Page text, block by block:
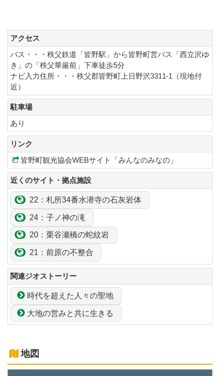
アクセス
バス・・・秩父鉄道「皆野駅」から皆野町営バス「西立沢ゆ
き」の「秩父華厳前」下車徒歩5分
ナビ入力住所・・・秩父郡皆野町上日野沢3311-1（現地付
近）
駐車場
あり
リンク
皆野町観光協会WEBサイト「みんなのみなの」
近くのサイト・拠点施設
22：札所34番水潜寺の石灰岩体
24： 子 ノ神の滝
20： 栗谷瀬橋の蛇紋岩
21： 前原の不整合
関連ジオストーリー
時代を超えた人々の聖地
大地の営みと共に生きる
地図